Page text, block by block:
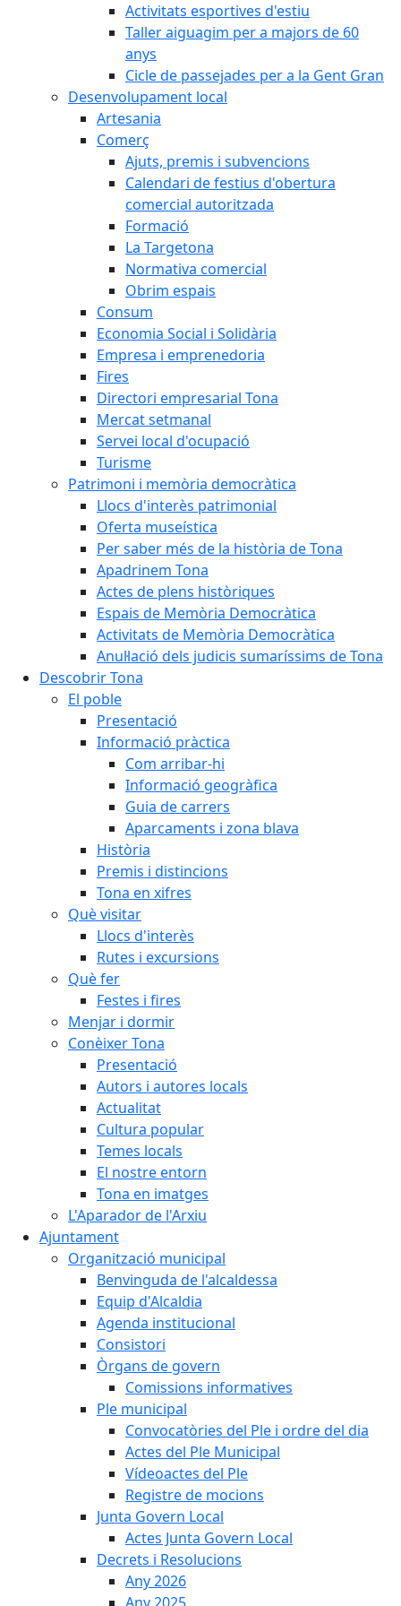
Activitats esportives d'estiu
Taller aiguagim per a majors de 60
anys
Cicle de passejades per a la Gent Gran
Desenvolupament local
Artesania
Comerç
Ajuts, premis i subvencions
Calendari de festius d'obertura
comercial autoritzada
Formació
La Targetona
Normativa comercial
Obrim espais
Consum
Economia Social i Solidària
Empresa i emprenedoria
Fires
Directori empresarial Tona
Mercat setmanal
Servei local d'ocupació
Turisme
Patrimoni i memòria democràtica
Llocs d'interès patrimonial
Oferta museística
Per saber més de la història de Tona
Apadrinem Tona
Actes de plens històriques
Espais de Memòria Democràtica
Activitats de Memòria Democràtica
Anul·lació dels judicis sumaríssims de Tona
Descobrir Tona
El poble
Presentació
Informació pràctica
Com arribar-hi
Informació geogràfica
Guia de carrers
Aparcaments i zona blava
Història
Premis i distincions
Tona en xifres
Què visitar
Llocs d'interès
Rutes i excursions
Què fer
Festes i fires
Menjar i dormir
Conèixer Tona
Presentació
Autors i autores locals
Actualitat
Cultura popular
Temes locals
El nostre entorn
Tona en imatges
L'Aparador de l'Arxiu
Ajuntament
Organització municipal
Benvinguda de l'alcaldessa
Equip d'Alcaldia
Agenda institucional
Consistori
Òrgans de govern
Comissions informatives
Ple municipal
Convocatòries del Ple i ordre del dia
Actes del Ple Municipal
Vídeoactes del Ple
Registre de mocions
Junta Govern Local
Actes Junta Govern Local
Decrets i Resolucions
Any 2026